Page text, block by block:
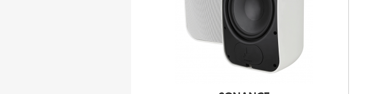
IPX4
8Ω/70V/100V
Vendu à l'unité